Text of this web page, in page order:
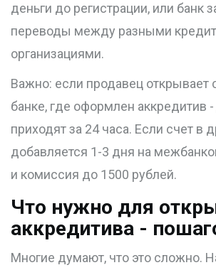
деньги до регистрации, или банк
переводы между разными
организациями.
Важно: если продавец открывает
банке, где оформлен аккредитив -
приходят за 24 часа. Если счет в
добавляется 1-3 дня на
и комиссия до 1500 рублей.
Что нужно для
аккредитива -
Многие думают, что это сложно.